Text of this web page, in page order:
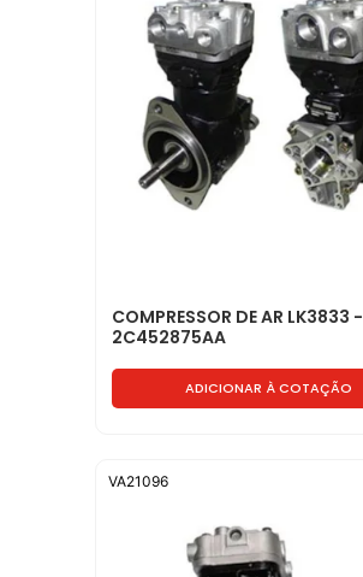
COMPRESSOR DE AR LK3833 -
2C452875AA
ADICIONAR À COTAÇÃO
VA21096